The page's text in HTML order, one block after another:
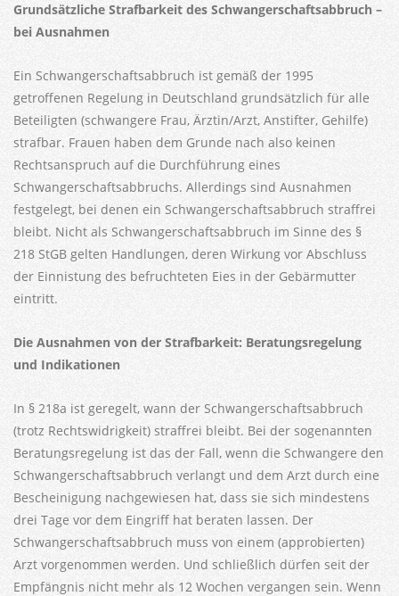
Grundsätzliche Strafbarkeit des Schwangerschaftsabbruch –
bei Ausnahmen
Ein Schwangerschaftsabbruch ist gemäß der 1995
getroffenen Regelung in Deutschland grundsätzlich für alle
Beteiligten (schwangere Frau, Ärztin/Arzt, Anstifter, Gehilfe)
strafbar. Frauen haben dem Grunde nach also keinen
Rechtsanspruch auf die Durchführung eines
Schwangerschaftsabbruchs. Allerdings sind Ausnahmen
festgelegt, bei denen ein Schwangerschaftsabbruch straffrei
bleibt. Nicht als Schwangerschaftsabbruch im Sinne des §
218 StGB gelten Handlungen, deren Wirkung vor Abschluss
der Einnistung des befruchteten Eies in der Gebärmutter
eintritt.
Die Ausnahmen von der Strafbarkeit: Beratungsregelung
und Indikationen
In § 218a ist geregelt, wann der Schwangerschaftsabbruch
(trotz Rechtswidrigkeit) straffrei bleibt. Bei der sogenannten
Beratungsregelung ist das der Fall, wenn die Schwangere den
Schwangerschaftsabbruch verlangt und dem Arzt durch eine
Bescheinigung nachgewiesen hat, dass sie sich mindestens
drei Tage vor dem Eingriff hat beraten lassen. Der
Schwangerschaftsabbruch muss von einem (approbierten)
Arzt vorgenommen werden. Und schließlich dürfen seit der
Empfängnis nicht mehr als 12 Wochen vergangen sein. Wenn